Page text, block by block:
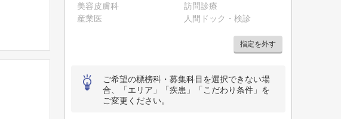
美容皮膚科
訪問診療
産業医
人間ドック・検診
指定を外す
ご希望の標榜科・募集科目を選択できない場
合、「エリア」「疾患」「こだわり条件」を
ご変更ください。